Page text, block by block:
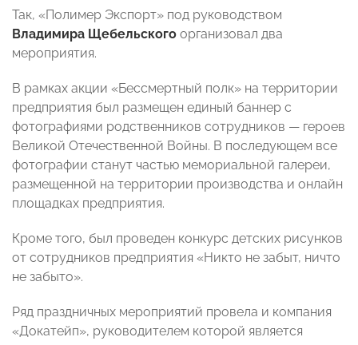
Так, «Полимер Экспорт» под руководством
Владимира Щебельского организовал два
мероприятия.
В рамках акции «Бессмертный полк» на территории
предприятия был размещен единый баннер с
фотографиями родственников сотрудников — героев
Великой Отечественной Войны. В последующем все
фотографии станут частью мемориальной галереи,
размещенной на территории производства и онлайн
площадках предприятия.
Кроме того, был проведен конкурс детских рисунков
от сотрудников предприятия «Никто не забыт, ничто
не забыто».
Ряд праздничных мероприятий провела и компания
«Докатейп», руководителем которой является